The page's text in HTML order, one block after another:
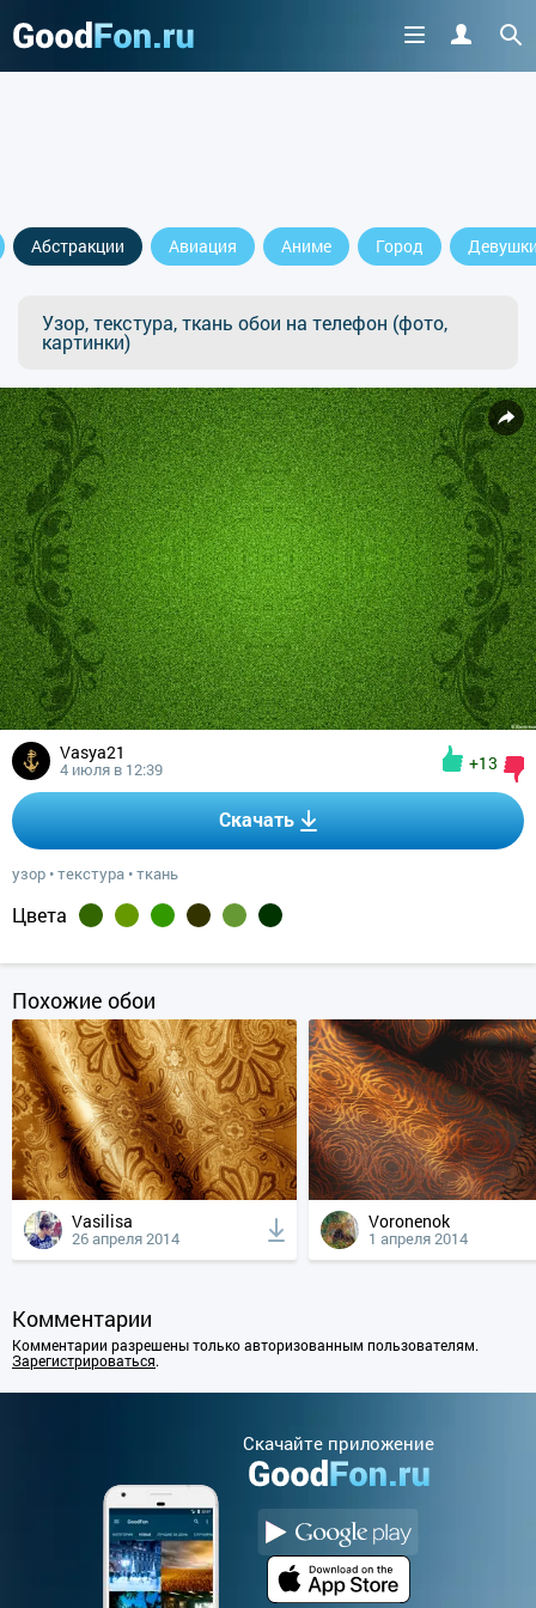
Абстракции Авиация Аниме Город
Узор, текстура, ткань обои на телефон (фото,
картинки)
Vasya21
4 июля в 12:39 +13
Скачать
узор •текстура •ткань
Цвета
Похожие обои
Vasilisa
26 апреля 2014
Voronenok
1 апреля 2014
Комментарии
Комментарии разрешены только авторизованным пользователям.
Зарегистрироваться.
Cкачайте приложение